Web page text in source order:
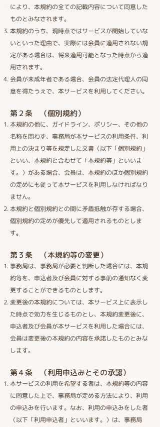
により、本規約の全ての記載内容について同意した
ものとみなされます。
本規約のうち、現時点ではサービスが開始していな
いといった理由で、実際には会員に適用されない規
定がある場合は、将来適用可能となった時点から適
用されます。
会員が未成年者である場合、会員の法定代理人の同
意を得たうえで、本サービスを利用してください。
第２条 （個別規約）​
本規約の他に、ガイドライン、ポリシー、その他の
名称を問わず、事務局が本サービスの利用条件、利
用上の決まり等を規定した文書（以下「個別規約」
といい、本規約と合わせて「本規約等」といいま
す。）がある場合、会員は、本規約のほか個別規約
の定めにも従って本サービスを利用しなければなり
ません。
本規約と個別規約との間に矛盾抵触が存する場合、
個別規約の定めが優先して適用されるものとしま
す。
第３条 （本規約等の変更）​
事務局は、事務局が必要と判断した場合には、本規
約等を、申込者及び会員に対する事前の通知なく変
更することができるものとします。
変更後の本規約については、本サービス上に表示し
た時点で効力を生じるものとし、本規約変更後に、
申込者及び会員が本サービスを利用した場合には、
会員は変更後の本規約の内容を承諾したものとみな
します。
第４条 （利用申込みとその承認）​
本サービスの利用を希望する者は、本規約等の内容
に同意した上で、事務局が定める方法により、利用
の申込みを行います。なお、利用の申込みをした者
（以下「利用申込者」といいます。）は、事務局